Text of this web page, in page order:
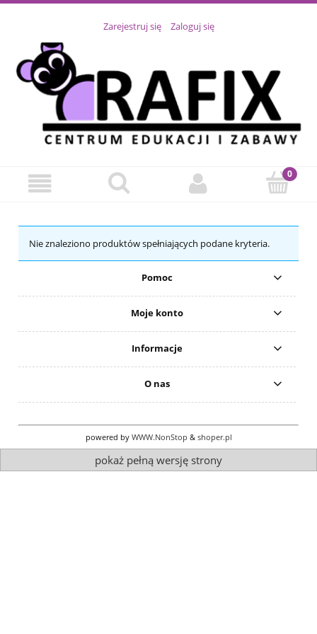
Zarejestruj się Zaloguj się
Nie znaleziono produktów spełniających podane kryteria.
Pomoc
Moje konto
Informacje
O nas
powered by WWW.NonStop & shoper.pl
pokaż pełną wersję strony